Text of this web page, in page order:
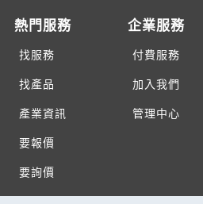
熱門服務
找服務
找產品
產業資訊
要報價
要詢價
企業服務
付費服務
加入我們
管理中心